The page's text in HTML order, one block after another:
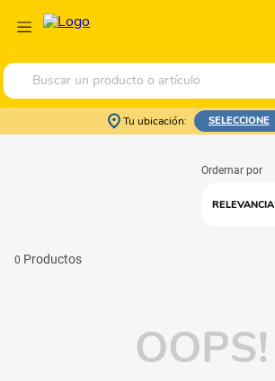
Buscar un producto o artículo
Tu ubicación: SELECCIONE
RELEVANCIA
0
OOPS!